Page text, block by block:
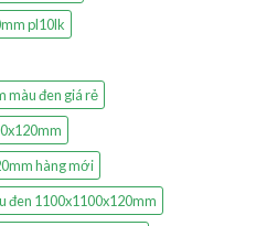
pl10lk
màu đen giá rẻ
hàng mới
đen 1100x1100x120mm